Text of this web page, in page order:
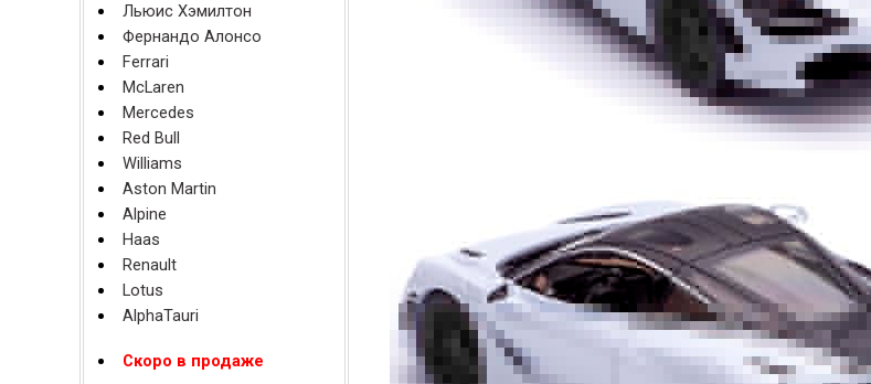
Льюис Хэмилтон
Фернандо Алонсо
Ferrari
McLaren
Mercedes
Red Bull
Williams
Aston Martin
Alpine
Haas
Renault
Lotus
AlphaTauri
Скоро в продаже